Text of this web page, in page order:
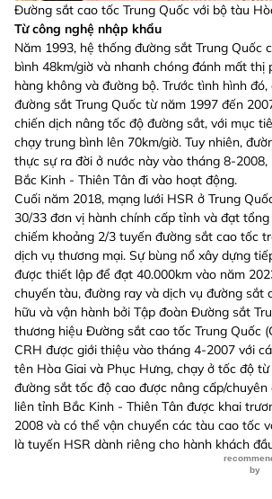
Đường sắt cao tốc Trung Quốc với bộ tàu
Từ công nghệ nhập khẩu
Năm 1993, hệ thống đường sắt Trung Quốc
bình 48km/giờ và nhanh chóng đánh mất thị
hàng không và đường bộ. Trước tình hình
đường sắt Trung Quốc từ năm 1997 đến
chiến dịch nâng tốc độ đường sắt, với mục
chạy trung bình lên 70km/giờ. Tuy nhiên,
thực sự ra đời ở nước này vào tháng 8-
Bắc Kinh - Thiên Tân đi vào hoạt động.
Cuối năm 2018, mạng lưới HSR ở Trung
30/33 đơn vị hành chính cấp tỉnh và đạt
chiếm khoảng 2/3 tuyến đường sắt cao tốc
dịch vụ thương mại. Sự bùng nổ xây dựng
được thiết lập để đạt 40.000km vào năm
chuyến tàu, đường ray và dịch vụ đường sắt
hữu và vận hành bởi Tập đoàn Đường sắt
thương hiệu Đường sắt cao tốc Trung Quốc
CRH được giới thiệu vào tháng 4-2007 với
tên Hòa Giai và Phục Hưng, chạy ở tốc độ
đường sắt tốc độ cao được nâng cấp/
liên tỉnh Bắc Kinh - Thiên Tân được khai
2008 và có thể vận chuyển các tàu cao tốc
là tuyến HSR dành riêng cho hành khách